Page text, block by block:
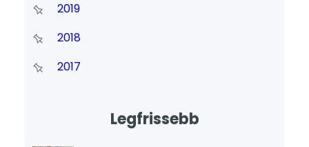
2019
2018
2017
Legfrissebb